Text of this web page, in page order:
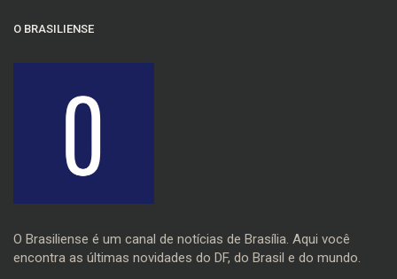
O BRASILIENSE
O Brasiliense é um canal de notícias de Brasília. Aqui você
encontra as últimas novidades do DF, do Brasil e do mundo.